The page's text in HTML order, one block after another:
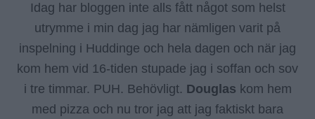
Idag har bloggen inte alls fått något som helst
utrymme i min dag jag har nämligen varit på
inspelning i Huddinge och hela dagen och när jag
kom hem vid 16-tiden stupade jag i soffan och sov
i tre timmar. PUH. Behövligt. Douglas kom hem
med pizza och nu tror jag att jag faktiskt bara